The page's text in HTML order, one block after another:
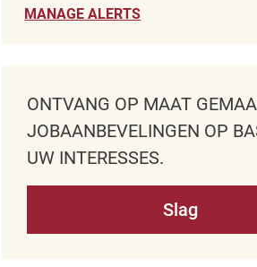
MANAGE ALERTS
ONTVANG OP MAAT
JOBAANBEVELINGEN OP
UW INTERESSES.
Slag